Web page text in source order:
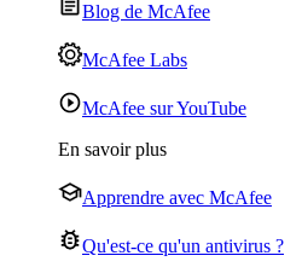
Blog de McAfee
McAfee Labs
McAfee sur YouTube
En savoir plus
Apprendre avec McAfee
Qu'est-ce qu'un antivirus ?